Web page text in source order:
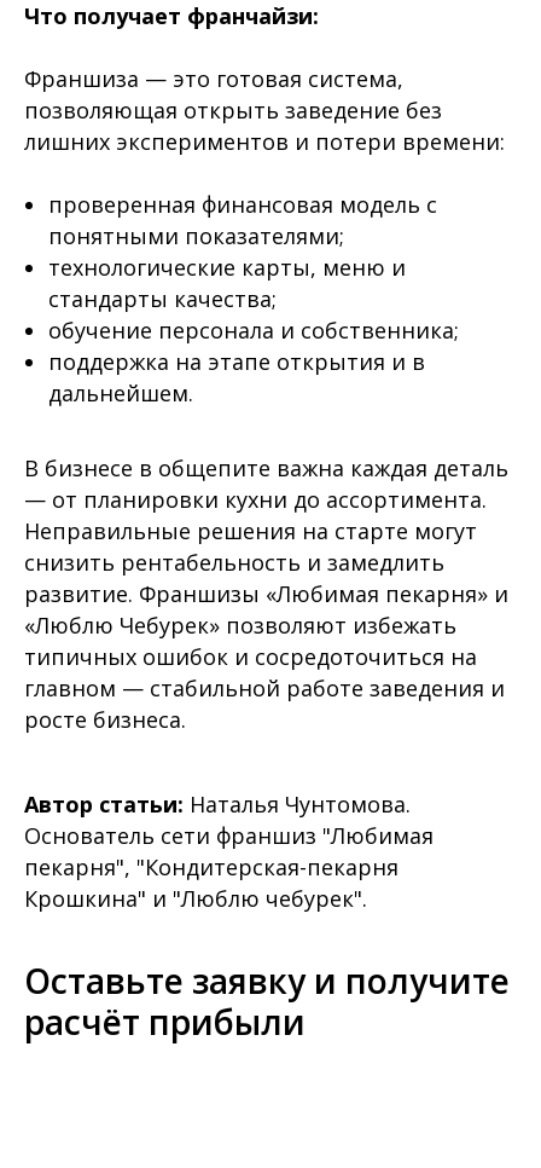
Что получает франчайзи:
Франшиза — это готовая система,
позволяющая открыть заведение без
лишних экспериментов и потери времени:
проверенная финансовая модель с
понятными показателями;
технологические карты, меню и
стандарты качества;
обучение персонала и собственника;
поддержка на этапе открытия и в
дальнейшем.
В бизнесе в общепите важна каждая деталь
— от планировки кухни до ассортимента.
Неправильные решения на старте могут
снизить рентабельность и замедлить
развитие. Франшизы «Любимая пекарня» и
«Люблю Чебурек» позволяют избежать
типичных ошибок и сосредоточиться на
главном — стабильной работе заведения и
росте бизнеса.
Автор статьи: Наталья Чунтомова.
Основатель сети франшиз "Любимая
пекарня", "Кондитерская-пекарня
Крошкина" и "Люблю чебурек".
Оставьте заявку и получите
расчёт прибыли